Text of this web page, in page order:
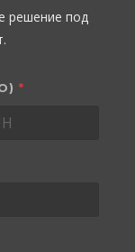
решение под
*